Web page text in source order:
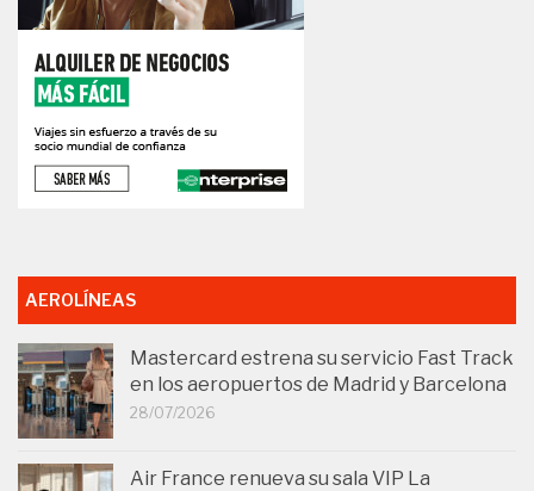
AEROLÍNEAS
Mastercard estrena su servicio Fast Track
en los aeropuertos de Madrid y Barcelona
28/07/2026
Air France renueva su sala VIP La